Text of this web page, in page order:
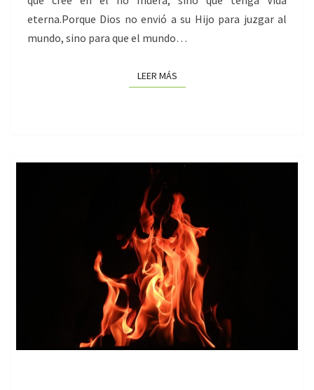
eterna.Porque Dios no envió a su Hijo para juzgar al
mundo, sino para que el mundo…
LEER MÁSLEER MÁS